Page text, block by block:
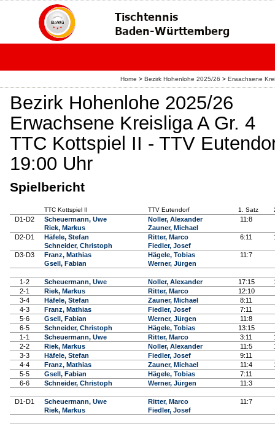
Home > Bezirk Hohenlohe 2025/26 > Erwachsene
Bezirk Hohenlohe 2025/26
Erwachsene Kreisliga A Gr. 4
TTC Kottspiel II - TTV
19:00 Uhr
Spielbericht
TTC Kottspiel II TTV Eutendorf 1. Satz
D1-D2
Scheuermann, Uwe
Riek, Markus
Noller, Alexander
Zauner, Michael
11:8
D2-D1
Häfele, Stefan
Schneider, Christoph
Ritter, Marco
Fiedler, Josef
6:11
D3-D3
Franz, Mathias
Gsell, Fabian
Hägele, Tobias
Werner, Jürgen
11:7
1-2 Scheuermann, Uwe Noller, Alexander 17:15
2-1
Riek, Markus Ritter, Marco
12:10
3-4
Häfele, Stefan Zauner, Michael
8:11
4-3
Franz, Mathias Fiedler, Josef
7:11
5-6
Gsell, Fabian Werner, Jürgen
11:8
6-5
Schneider, Christoph Hägele, Tobias
13:15
1-1
Scheuermann, Uwe Ritter, Marco 3:11
2-2
Riek, Markus Noller, Alexander 11:5
3-3
Häfele, Stefan Fiedler, Josef
9:11
4-4
Franz, Mathias Zauner, Michael 11:4
5-5
Gsell, Fabian Hägele, Tobias
7:11
6-6
Schneider, Christoph Werner, Jürgen 11:3
D1-D1
Scheuermann, Uwe
Riek, Markus
Ritter, Marco
Fiedler, Josef
11:7